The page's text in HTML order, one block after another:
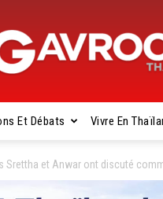
Gavroche
Et Débats Vivre En
Srettha et Anwar ont discuté